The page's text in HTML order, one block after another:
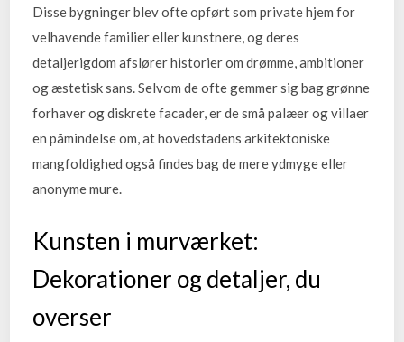
Disse bygninger blev ofte opført som private hjem for
velhavende familier eller kunstnere, og deres
detaljerigdom afslører historier om drømme, ambitioner
og æstetisk sans. Selvom de ofte gemmer sig bag grønne
forhaver og diskrete facader, er de små palæer og villaer
en påmindelse om, at hovedstadens arkitektoniske
mangfoldighed også findes bag de mere ydmyge eller
anonyme mure.
Kunsten i murværket:
Dekorationer og detaljer, du
overser